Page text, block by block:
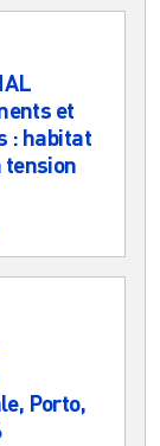
et
: habitat
tension
Porto,